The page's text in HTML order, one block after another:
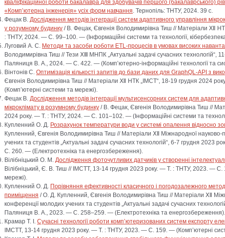
кваліфікаційної роботи бакалавра для здобувачів першого (бакалаврського)
«Комп’ютерна інженерія» усіх форм навчання. Тернопіль: ТНТУ, 2024. 39 с.
Фецак В. Дослідження методів інтеграції систем адаптивного управління
у розумному будинку / В. Фецак, Євгенія Володимирівна Тиш // Матеріали Ⅻ
: ТНТУ, 2024. — С. 99–100. — (Інформаційні системи та технології,
Луговий А. С. Методи та засоби роботи ETL-процесів в умовах високих
Володимирівна Тиш // Тези ⅩⅢ МНПК „Актуальні задачі сучасних технологій“,
Паляниця В. А., 2024. — С. 422. — (Комп’ютерно-інформаційні технології та
Вінтонів С. Оптимізація кількості запитів до бази даних для GraphQL-API з
Євгенія Володимирівна Тиш // Матеріали Ⅻ НТК „ІМСТ“, 18-19 грудня 2024
(Комп’ютерні системи та мережі).
Фецак В. Дослідження методів інтеграції мультисенсорних систем для
мікроклімату в розумному будинку / В. Фецак, Євгенія Володимирівна Тиш //
2024 року. — Т. : ТНТУ, 2024. — С. 101–102. — (Інформаційні системи та
Купленний О. Д. Розрахунок температури води у системі опалення відносно
Купленний, Євгенія Володимирівна Тиш // Матеріали ⅩⅡ Міжнародної науково-
учених та студентів „Актуальні задачі сучасних технологій“, 6-7 грудня
С. 260. — (Електротехніка та енергозбереження).
Вілібніцький О. М. Дослідження фоточутливих датчиків у створенні
Вілібніцький, Є. В. Тиш // ІМСТТ, 13-14 грудня 2023 року. — Т. : ТНТУ, 2023. —
мережі).
Купленний О. Д. Порівняння ефективності класичного і погодозалежного
приміщення / О. Д. Купленний, Євгенія Володимирівна Тиш // Матеріали ⅩⅡ
конференції молодих учених та студентів „Актуальні задачі сучасних
Паляниця В. А., 2023. — С. 258–259. — (Електротехніка та енергозбереження).
Крамар Т. І. Сучасні технології роботи комп’ютеризованих систем експорту
ІМСТТ, 13-14 грудня 2023 року. — Т. : ТНТУ, 2023. — С. 159. — (Комп’ютерні